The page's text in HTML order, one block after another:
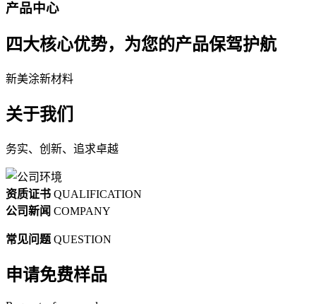
产品中心
四大核心优势，为您的产品保驾护航
新美涂新材料
关于我们
务实、创新、追求卓越
资质证书 QUALIFICATION
公司新闻 COMPANY
常见问题 QUESTION
申请免费样品